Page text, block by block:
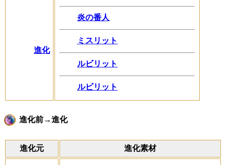
進化
炎の番人
ミスリット
ルビリット
ルビリット
進化前→進化
進化元 進化素材